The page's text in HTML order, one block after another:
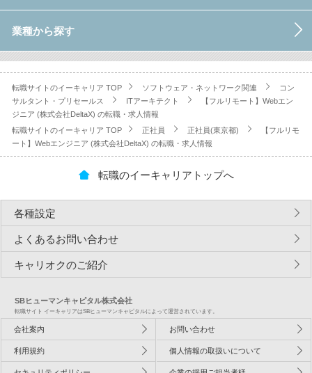
業種から探す
転職サイトのイーキャリア TOP ソフトウェア・ネットワーク関連
コン
サルタント・プリセールス
ITアーキテクト
【フルリモート】Webエン
ジニア (株式会社DeltaX) の転職・求人情報
転職サイトのイーキャリア TOP
正社員 正社員(東京都)
【フルリモ
ート】Webエンジニア (株式会社DeltaX) の転職・求人情報
転職のイーキャリアトップへ
各種設定
よくあるお問い合わせ
キャリオクのご紹介
SBヒューマンキャピタル株式会社
転職サイト イーキャリアはSBヒューマンキャピタルによって運営されています。
会社案内 お問い合わせ
利用規約 個人情報の取扱いについて